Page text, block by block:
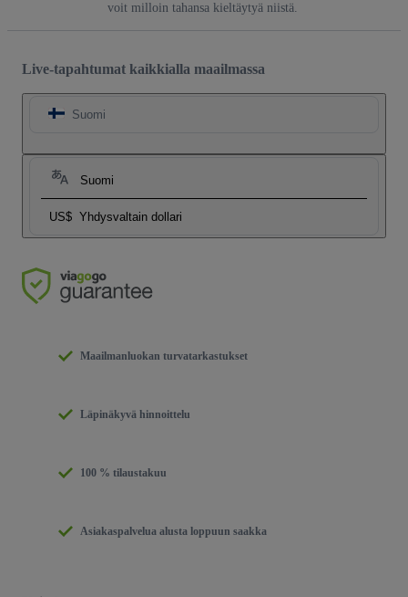
voit milloin tahansa kieltäytyä niistä.
Live-tapahtumat kaikkialla maailmassa
Suomi
Suomi
US$ Yhdysvaltain dollari
Maailmanluokan turvatarkastukset
Läpinäkyvä hinnoittelu
100 % tilaustakuu
Asiakaspalvelua alusta loppuun saakka